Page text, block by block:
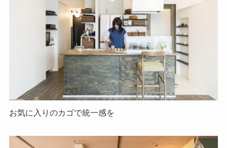
お気に入りのカゴで統一感を